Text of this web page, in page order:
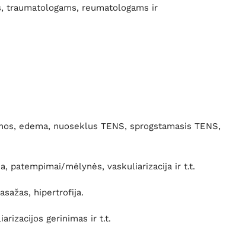
traumatologams, reumatologams ir
edema, nuoseklus TENS, sprogstamasis TENS,
patempimai/mėlynės, vaskuliarizacija ir t.t.
hipertrofija.
gerinimas ir t.t.